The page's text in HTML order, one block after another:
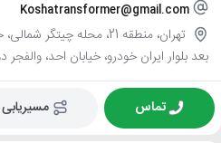
Koshatransformer@gmail.com
بعد بلوار ایران خودرو، خیابان احد، والفجر
تماس مسیریابی